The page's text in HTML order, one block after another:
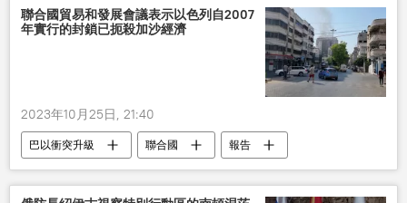
聯合國貿易和發展會議表示以色列自2007
年實行的封鎖已扼殺加沙經濟
2023年10月25日, 21:40
巴以衝突升級 聯合國
報告
以色列
封鎖
加沙地帶
經濟